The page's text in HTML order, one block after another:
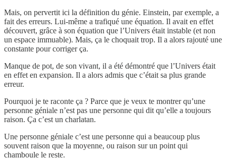
Mais, on pervertit ici la définition du génie. Einstein, par exemple, a
fait des erreurs. Lui-même a trafiqué une équation. Il avait en effet
découvert, grâce à son équation que l’Univers était instable (et non
un espace immuable). Mais, ça le choquait trop. Il a alors rajouté une
constante pour corriger ça.
Manque de pot, de son vivant, il a été démontré que l’Univers était
en effet en expansion. Il a alors admis que c’était sa plus grande
erreur.
Pourquoi je te raconte ça ? Parce que je veux te montrer qu’une
personne géniale n’est pas une personne qui dit qu’elle a toujours
raison. Ça c’est un charlatan.
Une personne géniale c’est une personne qui a beaucoup plus
souvent raison que la moyenne, ou raison sur un point qui
chamboule le reste.